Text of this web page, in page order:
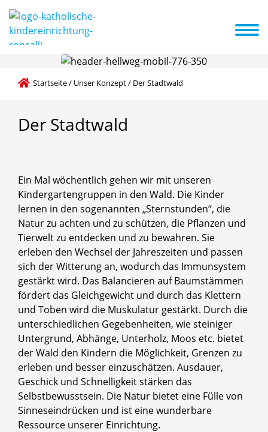
Konzept
Startseite/ Unser Konzept/ Der Stadtwald
Der Stadtwald
Ein Mal wöchentlich gehen wir mit unseren
Kindergartengruppen in den Wald. Die Kinder
lernen in den sogenannten „Sternstunden“, die
Natur zu achten und zu schützen, die Pflanzen und
Tierwelt zu entdecken und zu bewahren. Sie
erleben den Wechsel der Jahreszeiten und passen
sich der Witterung an, wodurch das Immunsystem
gestärkt wird. Das Balancieren auf Baumstämmen
fördert das Gleichgewicht und durch das Klettern
und Toben wird die Muskulatur gestärkt. Durch die
unterschiedlichen Gegebenheiten, wie steiniger
Untergrund, Abhänge, Unterholz, Moos etc. bietet
der Wald den Kindern die Möglichkeit, Grenzen zu
erleben und besser einzuschätzen. Ausdauer,
Geschick und Schnelligkeit stärken das
Selbstbewusstsein. Die Natur bietet eine Fülle von
Sinneseindrücken und ist eine wunderbare
Ressource unserer Einrichtung.